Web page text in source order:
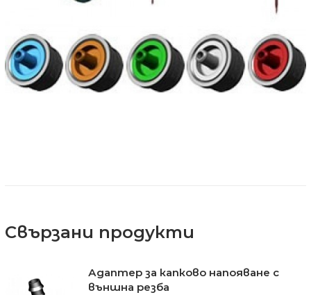
Свързани продукти
Адаптер за капково напояване с
външна резба